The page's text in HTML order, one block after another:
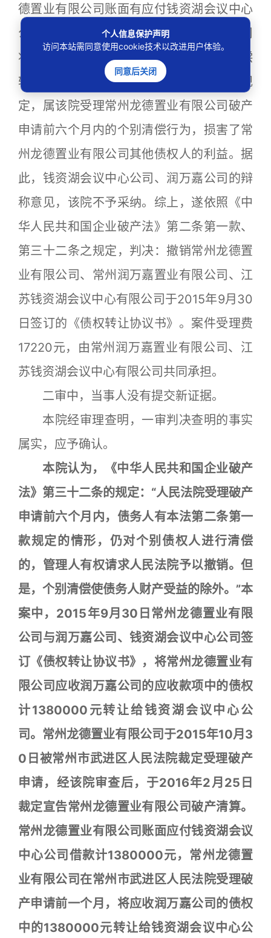
德置业有限公司账面有应付钱资湖会议中心
公司往来款存在，但常州龙德置业有限公司
将应收润万嘉公司债权中计1380000元无偿
转让给钱资湖会议中心公司违反破产法的规
定，属该院受理常州龙德置业有限公司破产
申请前六个月内的个别清偿行为，损害了常
州龙德置业有限公司其他债权人的利益。据
此，钱资湖会议中心公司、润万嘉公司的辩
称意见，该院不予采纳。综上，遂依照《中
华人民共和国企业破产法》第二条第一款、
第三十二条之规定，判决：撤销常州龙德置
业有限公司、常州润万嘉置业有限公司、江
苏钱资湖会议中心有限公司于2015年9月30
日签订的《债权转让协议书》。案件受理费
17220元，由常州润万嘉置业有限公司、江
苏钱资湖会议中心有限公司共同承担。
二审中，当事人没有提交新证据。
本院经审理查明，一审判决查明的事实
属实，应予确认。
本院认为，《中华人民共和国企业破产
法》第三十二条的规定：“人民法院受理破产
申请前六个月内，债务人有本法第二条第一
款规定的情形，仍对个别债权人进行清偿
的，管理人有权请求人民法院予以撤销。但
是，个别清偿使债务人财产受益的除外。”本
案中，2015年9月30日常州龙德置业有限
公司与润万嘉公司、钱资湖会议中心公司签
订《债权转让协议书》，将常州龙德置业有
限公司应收润万嘉公司的应收款项中的债权
计1380000元转让给钱资湖会议中心公
司。常州龙德置业有限公司于2015年10月3
0日被常州市武进区人民法院裁定受理破产
申请，经该院审查后，于2016年2月25日
裁定宣告常州龙德置业有限公司破产清算。
常州龙德置业有限公司账面应付钱资湖会议
中心公司借款计1380000元，常州龙德置
业有限公司在常州市武进区人民法院受理破
产申请前一个月，将应收润万嘉公司的债权
中的1380000元转让给钱资湖会议中心公
个人信息保护声明
访问本站需同意使用cookie技术以改进用户体验。
同意后关闭